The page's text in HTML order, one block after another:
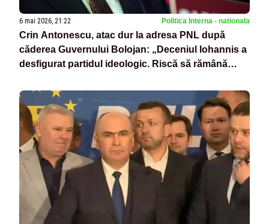
6 mai 2026, 21:22 Politica Interna - nationala
Crin Antonescu, atac dur la adresa PNL după
căderea Guvernului Bolojan: „Deceniul Iohannis a
desfigurat partidul ideologic. Riscă să rămână